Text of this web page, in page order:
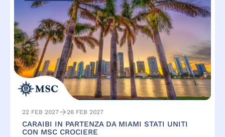
22 FEB 2027 26 FEB 2027
CARAIBI IN PARTENZA DA MIAMI STATI UNITI
CON MSC CROCIERE